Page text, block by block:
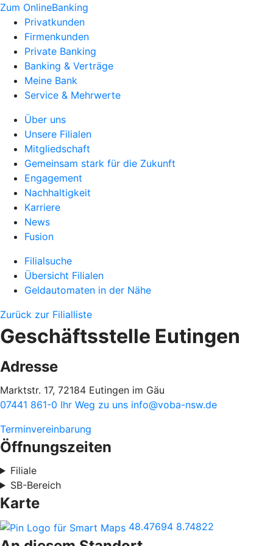
Zum OnlineBanking
Privatkunden
Firmenkunden
Private Banking
Banking & Verträge
Meine Bank
Service & Mehrwerte
Über uns
Unsere Filialen
Mitgliedschaft
Gemeinsam stark für die Zukunft
Engagement
Nachhaltigkeit
Karriere
News
Fusion
Filialsuche
Übersicht Filialen
Geldautomaten in der Nähe
Zurück zur Filialliste
Geschäftsstelle Eutingen
Adresse
Marktstr. 17, 72184 Eutingen im Gäu
07441 861-0 Ihr Weg zu uns info@voba-nsw.de
Terminvereinbarung
Öffnungszeiten
Filiale
SB-Bereich
Karte
48.47694 8.74822